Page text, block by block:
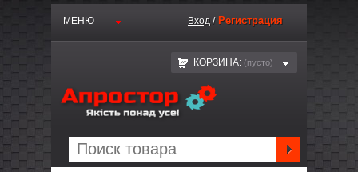
МЕНЮ Вход / Регистрация
КОРЗИНА: (пустo)